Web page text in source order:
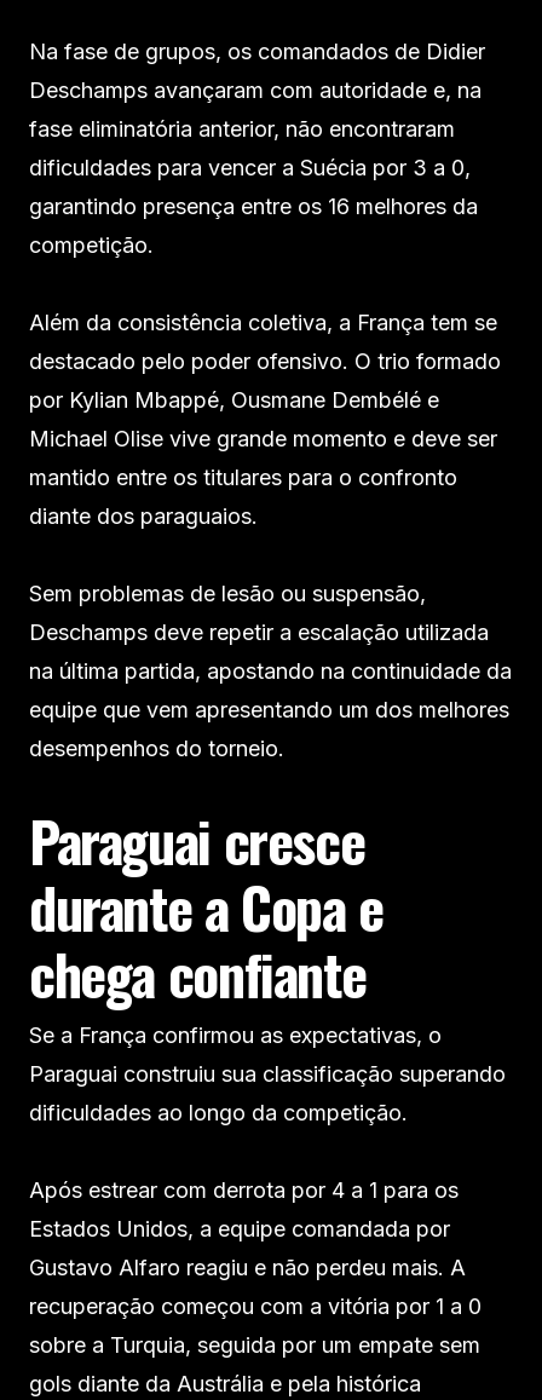
Na fase de grupos, os comandados de Didier
Deschamps avançaram com autoridade e, na
fase eliminatória anterior, não encontraram
dificuldades para vencer a Suécia por 3 a 0,
garantindo presença entre os 16 melhores da
competição.
Além da consistência coletiva, a França tem se
destacado pelo poder ofensivo. O trio formado
por Kylian Mbappé, Ousmane Dembélé e
Michael Olise vive grande momento e deve ser
mantido entre os titulares para o confronto
diante dos paraguaios.
Sem problemas de lesão ou suspensão,
Deschamps deve repetir a escalação utilizada
na última partida, apostando na continuidade da
equipe que vem apresentando um dos melhores
desempenhos do torneio.
Paraguai cresce
durante a Copa e
chega confiante
Se a França confirmou as expectativas, o
Paraguai construiu sua classificação superando
dificuldades ao longo da competição.
Após estrear com derrota por 4 a 1 para os
Estados Unidos, a equipe comandada por
Gustavo Alfaro reagiu e não perdeu mais. A
recuperação começou com a vitória por 1 a 0
sobre a Turquia, seguida por um empate sem
gols diante da Austrália e pela histórica